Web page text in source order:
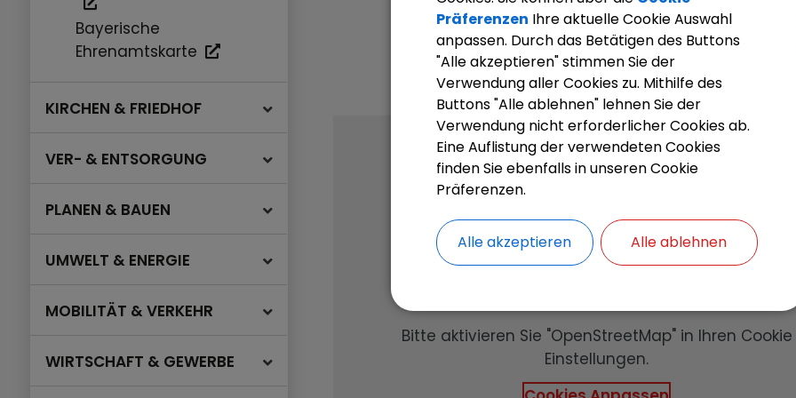
Bayerische
Ehrenamtskarte
KIRCHEN & FRIEDHOF
VER- & ENTSORGUNG
PLANEN & BAUEN
UMWELT & ENERGIE
MOBILITÄT & VERKEHR
WIRTSCHAFT & GEWERBE
kissing.de/
OpenStreetMap wird derzeit nicht
Bitte aktivieren Sie "OpenStreetMap" in Ihren Cookie
Einstellungen.
Präferenzen Ihre aktuelle Cookie Auswahl
anpassen. Durch das Betätigen des Buttons
"Alle akzeptieren" stimmen Sie der
Verwendung aller Cookies zu. Mithilfe des
Buttons "Alle ablehnen" lehnen Sie der
Verwendung nicht erforderlicher Cookies ab.
Eine Auflistung der verwendeten Cookies
finden Sie ebenfalls in unseren Cookie
Präferenzen.
Alle akzeptieren Alle ablehnen